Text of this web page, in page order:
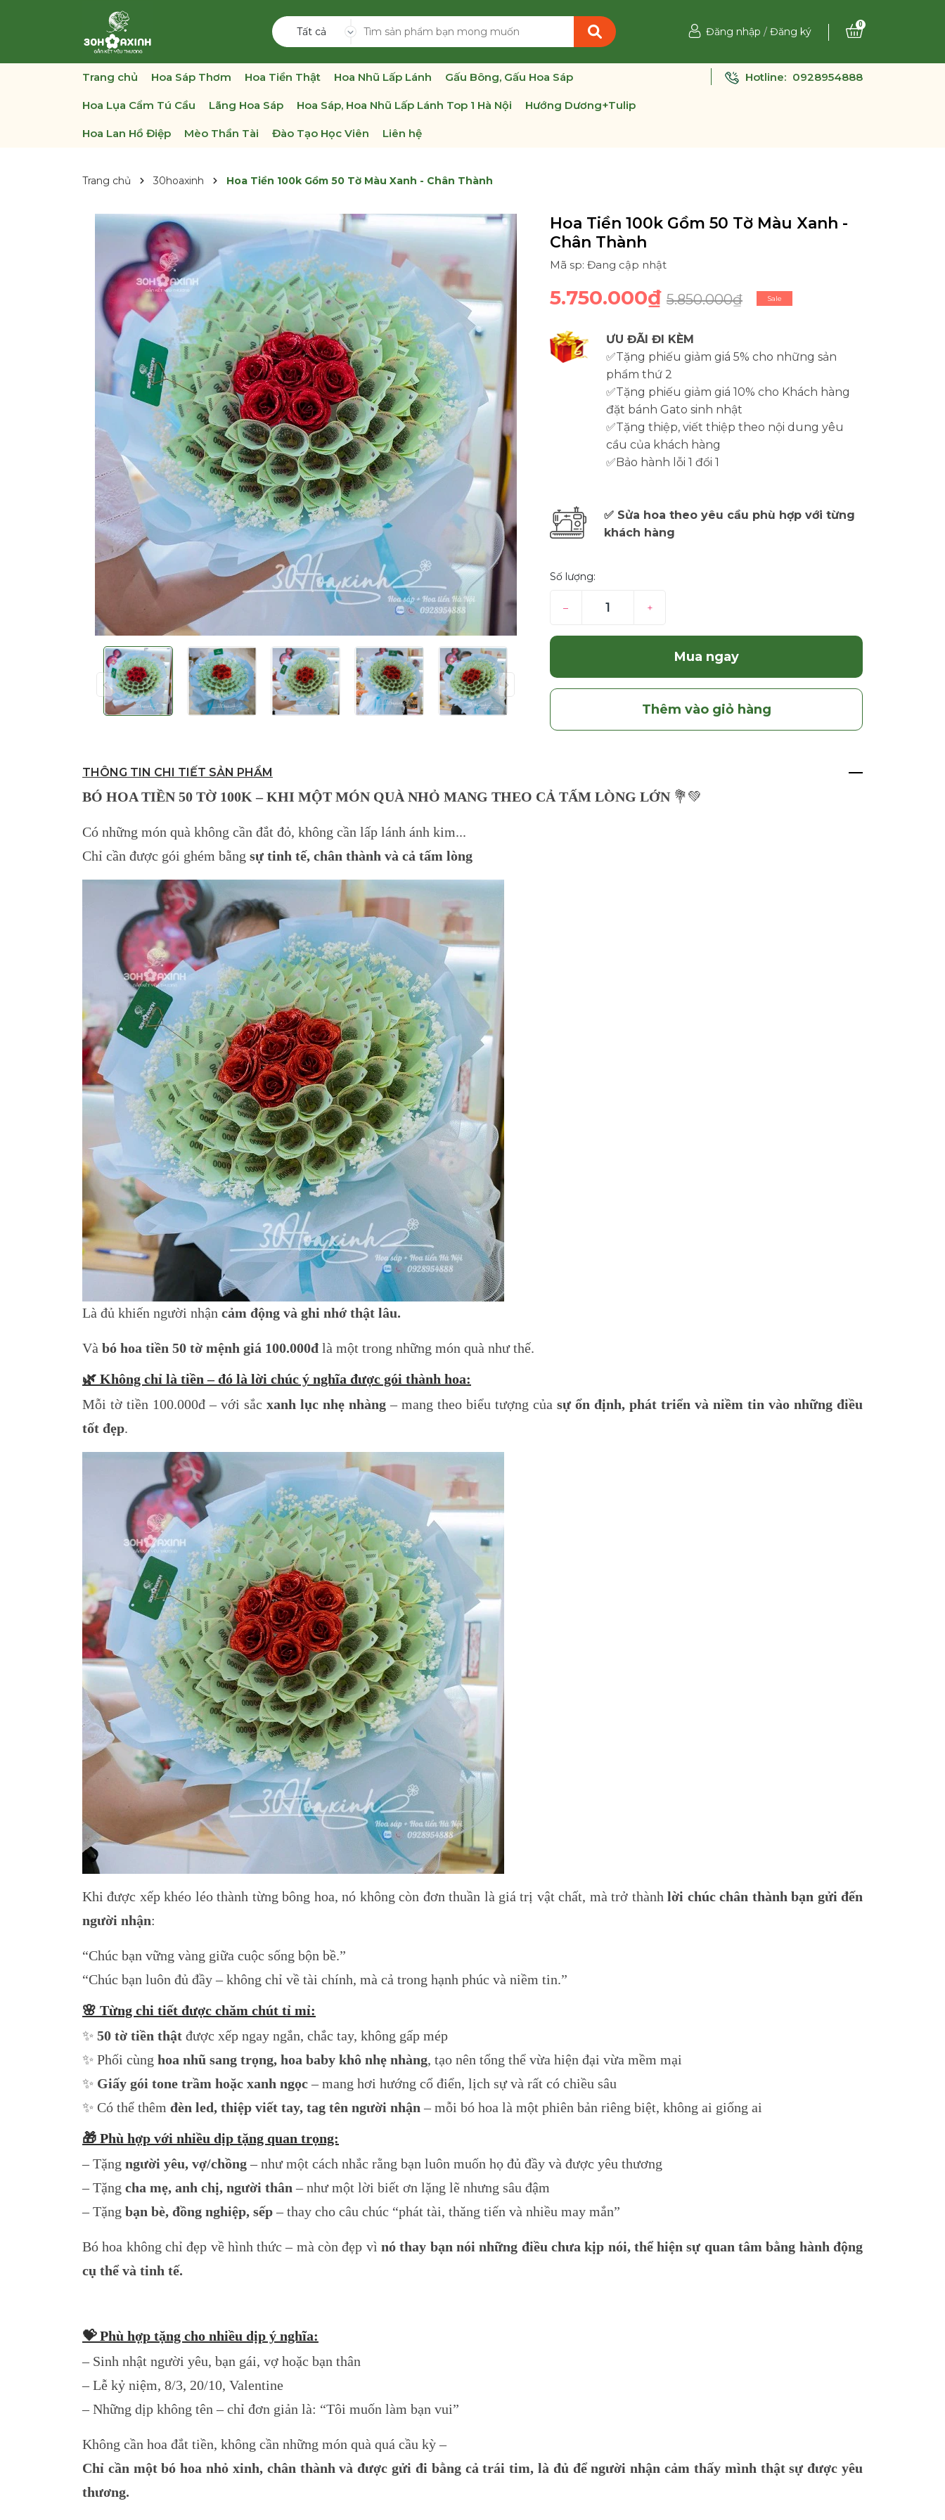
Tất cả Đăng nhập / Đăng ký
0
Trang chủ Hoa Sáp Thơm Hoa Tiền Thật Hoa Nhũ Lấp Lánh Gấu Bông, Gấu Hoa Sáp
Hoa Lụa Cẩm Tú Cầu Lãng Hoa Sáp Hoa Sáp, Hoa Nhũ Lấp Lánh Top 1 Hà Nội Hướng Dương+Tulip
Hoa Lan Hồ Điệp Mèo Thần Tài Đào Tạo Học Viên Liên hệ
Hotline: 0928954888
Trang chủ 30hoaxinh Hoa Tiền 100k Gồm 50 Tờ Màu Xanh - Chân Thành
Hoa Tiền 100k Gồm 50 Tờ Màu Xanh -
Chân Thành
Mã sp: Đang cập nhật
5.750.000₫ 5.850.000₫ Sale
ƯU ĐÃI ĐI KÈM
✅Tặng phiếu giảm giá 5% cho những sản
phẩm thứ 2
✅Tặng phiếu giảm giá 10% cho Khách hàng
đặt bánh Gato sinh nhật
✅Tặng thiệp, viết thiệp theo nội dung yêu
cầu của khách hàng
✅Bảo hành lỗi 1 đổi 1
✅ Sửa hoa theo yêu cầu phù hợp với từng
khách hàng
Số lượng:
– +
Mua ngay
Thêm vào giỏ hàng
THÔNG TIN CHI TIẾT SẢN PHẨM
BÓ HOA TIỀN 50 TỜ 100K – KHI MỘT MÓN QUÀ NHỎ MANG THEO CẢ TẤM LÒNG LỚN💐💚
Có những món quà không cần đắt đỏ, không cần lấp lánh ánh kim...
Chỉ cần được gói ghém bằng sự tinh tế, chân thành và cả tấm lòng
Là đủ khiến người nhận cảm động và ghi nhớ thật lâu.
Và bó hoa tiền 50 tờ mệnh giá 100.000đ là một trong những món quà như thế.
🌿 Không chỉ là tiền – đó là lời chúc ý nghĩa được gói thành hoa:
Mỗi tờ tiền 100.000đ – với sắc xanh lục nhẹ nhàng – mang theo biểu tượng của sự ổn định, phát triển và niềm tin vào những điều
tốt đẹp.
Khi được xếp khéo léo thành từng bông hoa, nó không còn đơn thuần là giá trị vật chất, mà trở thànhlời chúc chân thành bạn gửi đến
người nhận:
“Chúc bạn vững vàng giữa cuộc sống bộn bề.”
“Chúc bạn luôn đủ đầy – không chỉ về tài chính, mà cả trong hạnh phúc và niềm tin.”
🌸 Từng chi tiết được chăm chút tỉ mỉ:
✨ 50 tờ tiền thật được xếp ngay ngắn, chắc tay, không gấp mép
✨ Phối cùng hoa nhũ sang trọng, hoa baby khô nhẹ nhàng, tạo nên tổng thể vừa hiện đại vừa mềm mại
✨ Giấy gói tone trầm hoặc xanh ngọc– mang hơi hướng cổ điển, lịch sự và rất có chiều sâu
✨ Có thể thêm đèn led, thiệp viết tay, tag tên người nhận – mỗi bó hoa là một phiên bản riêng biệt, không ai giống ai
🎁 Phù hợp với nhiều dịp tặng quan trọng:
– Tặng người yêu, vợ/chồng– như một cách nhắc rằng bạn luôn muốn họ đủ đầy và được yêu thương
– Tặng cha mẹ, anh chị, người thân – như một lời biết ơn lặng lẽ nhưng sâu đậm
– Tặng bạn bè, đồng nghiệp, sếp– thay cho câu chúc “phát tài, thăng tiến và nhiều may mắn”
Bó hoa không chỉ đẹp về hình thức – mà còn đẹp vìnó thay bạn nói những điều chưa kịp nói, thể hiện sự quan tâm bằng hành động
cụ thể và tinh tế.
💝Phù hợp tặng cho nhiều dịp ý nghĩa:
– Sinh nhật người yêu, bạn gái, vợ hoặc bạn thân
– Lễ kỷ niệm, 8/3, 20/10, Valentine
– Những dịp không tên – chỉ đơn giản là: “Tôi muốn làm bạn vui”
Không cần hoa đắt tiền, không cần những món quà quá cầu kỳ –
Chỉ cần một bó hoa nhỏ xinh, chân thành và được gửi đi bằng cả trái tim, là đủ để người nhận cảm thấy mình thật sự được yêu
thương.